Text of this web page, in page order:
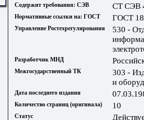
Содержит требования: СЭВ CT CЭB
Нормативные ссылки на: ГОСТ ГОСТ
Управление Ростехрегулирования
530 -
Разработчик МНД
Межгосударственный ТК
303 -
и
Дата последнего издания
Количество страниц (оригинала) 10
Статус